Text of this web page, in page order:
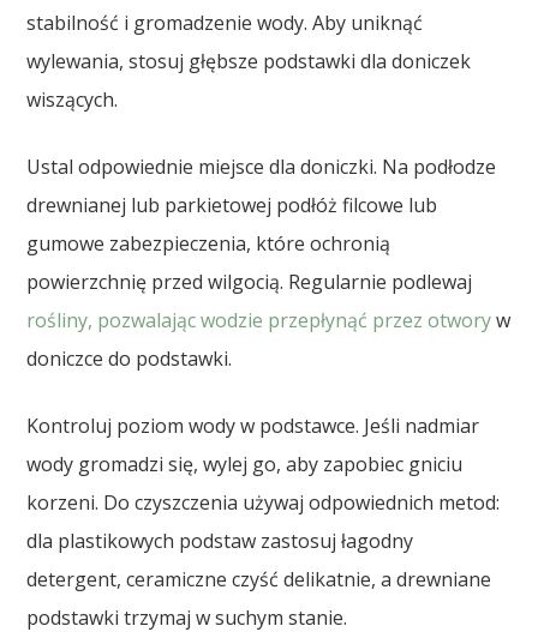
stabilność i gromadzenie wody. Aby uniknąć
wylewania, stosuj głębsze podstawki dla doniczek
wiszących.
Ustal odpowiednie miejsce dla doniczki. Na podłodze
drewnianej lub parkietowej podłóż filcowe lub
gumowe zabezpieczenia, które ochronią
powierzchnię przed wilgocią. Regularnie podlewaj
rośliny, pozwalając wodzie przepłynąć przez otworyw
doniczce do podstawki.
Kontroluj poziom wody w podstawce. Jeśli nadmiar
wody gromadzi się, wylej go, aby zapobiec gniciu
korzeni. Do czyszczenia używaj odpowiednich metod:
dla plastikowych podstaw zastosuj łagodny
detergent, ceramiczne czyść delikatnie, a drewniane
podstawki trzymaj w suchym stanie.